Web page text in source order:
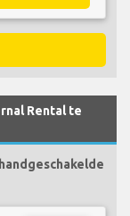
Rental te